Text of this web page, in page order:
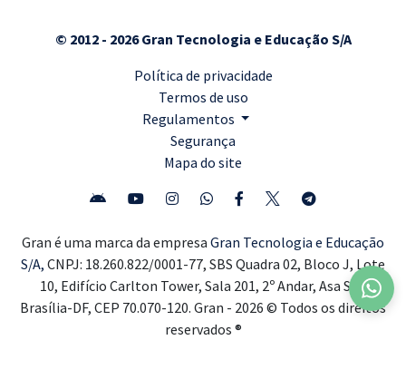
© 2012 - 2026 Gran Tecnologia e Educação S/A
Política de privacidade
Termos de uso
Regulamentos
Segurança
Mapa do site
Gran é uma marca da empresa Gran Tecnologia e Educação
S/A, CNPJ: 18.260.822/0001-77, SBS Quadra 02, Bloco J, Lote
10, Edifício Carlton Tower, Sala 201, 2º Andar, Asa Sul,
Brasília-DF, CEP 70.070-120. Gran - 2026 © Todos os direitos
reservados ®